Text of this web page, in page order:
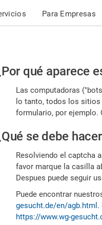
Para Empresas
favor,
confirme
humano
qué aparece
Las computadoras
lo tanto, todos los sitios
formulario, por ejemplo.
se debe
Resolviendo el captcha
favor marque la casilla
Despues puede seguir
Puede encontrar
gesucht.de/en/agb.html .
https://www.wg-